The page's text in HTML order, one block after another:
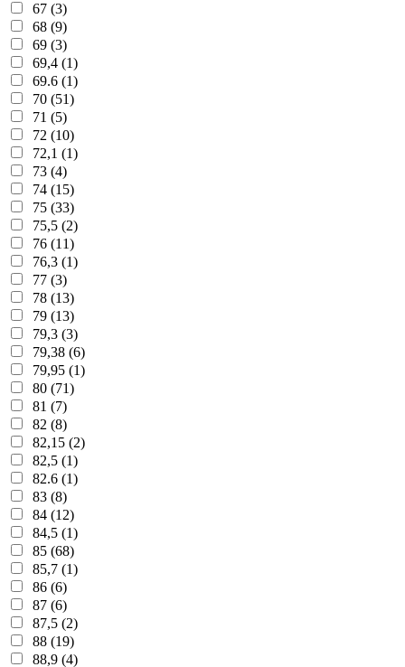
67 (3)
68 (9)
69 (3)
69,4 (1)
69.6 (1)
70 (51)
71 (5)
72 (10)
72,1 (1)
73 (4)
74 (15)
75 (33)
75,5 (2)
76 (11)
76,3 (1)
77 (3)
78 (13)
79 (13)
79,3 (3)
79,38 (6)
79,95 (1)
80 (71)
81 (7)
82 (8)
82,15 (2)
82,5 (1)
82.6 (1)
83 (8)
84 (12)
84,5 (1)
85 (68)
85,7 (1)
86 (6)
87 (6)
87,5 (2)
88 (19)
88,9 (4)